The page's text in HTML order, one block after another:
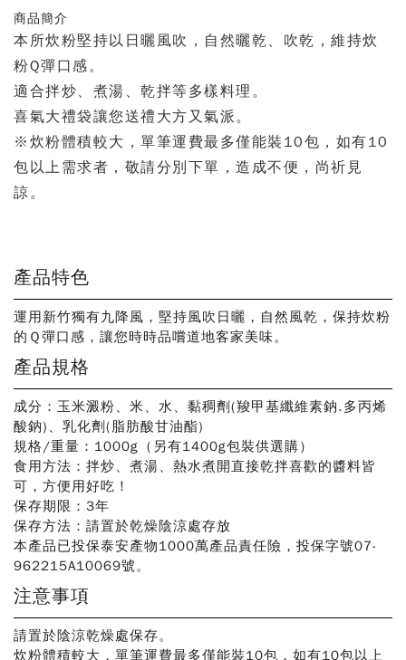
商品簡介
本所炊粉堅持以日曬風吹，自然曬乾、吹乾，維持炊
粉Q彈口感。
適合拌炒、煮湯、乾拌等多樣料理。
喜氣大禮袋讓您送禮大方又氣派。
※炊粉體積較大，單筆運費最多僅能裝10包，如有10
包以上需求者，敬請分別下單，造成不便，尚祈見
諒。
產品特色
運用新竹獨有九降風，堅持風吹日曬，自然風乾，保持炊粉
的Ｑ彈口感，讓您時時品嚐道地客家美味。
產品規格
成分：玉米澱粉、米、水、黏稠劑(羧甲基纖維素鈉.多丙烯
酸鈉)、乳化劑(脂肪酸甘油酯)
規格/重量：1000g（另有1400g包裝供選購）
食用方法：拌炒、煮湯、熱水煮開直接乾拌喜歡的醬料皆
可，方便用好吃！
保存期限：3年
保存方法：請置於乾燥陰涼處存放
本產品已投保泰安產物1000萬產品責任險，投保字號07-
962215A10069號。
注意事項
請置於陰涼乾燥處保存。
炊粉體積較大，單筆運費最多僅能裝10包，如有10包以上